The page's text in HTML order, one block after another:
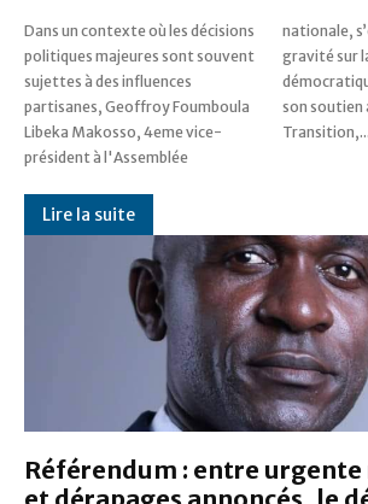
Dans un contexte où les décisions
politiques majeures sont souvent
sujettes à des influences
partisanes, Geoffroy Foumboula
Libeka Makosso, 4eme vice-
président à l'Assemblée
nationale, s’est exprimé avec
gravité sur la sortie du Parti
démocratique gabonais (PDG) et
son soutien au président de la
Transition,...
Lire la suite
Référendum : entre